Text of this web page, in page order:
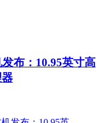
布：10.95英寸高